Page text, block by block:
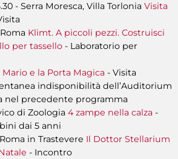
- Serra Moresca, Villa Torlonia Visita
Klimt. A piccoli pezzi. Costruisci
per tassello - Laboratorio per
Mario e la Porta Magica - Visita
indisponibilità dell’Auditorium
nel precedente programma
di Zoologia 4 zampe nella calza -
dai 5 anni
in Trastevere Il Dottor Stellarium
- Incontro